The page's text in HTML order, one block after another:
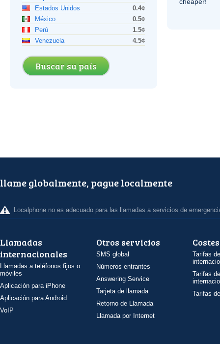
Estados Unidos
0.4¢
México
0.5¢
Perú
1.5¢
Venezuela
4.5¢
Buscar su país
llame globalmente, pague localmente
Localphone no es adecuado para las llamadas a servicios de
Llamadas
internacionales
Llamadas a teléfonos fijos o
móviles
Aplicación para iPhone
Aplicación para Android
VoIP
Otros servicios
SMS global
Números entrantes
Answering Service
Tarjeta de llamada
Retorno de Llamada
Llamada por Internet
Costes
Tarifas
Tarifas
Tarifas